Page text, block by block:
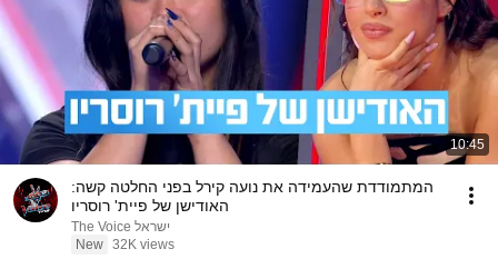
10:45
המתמודדת שהעמידה את נועה קירל בפני החלטה קשה:
האודישן של פיית' רוסריו
The Voice ישראל
New 32K views